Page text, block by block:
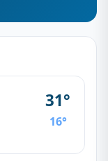
31°
16°